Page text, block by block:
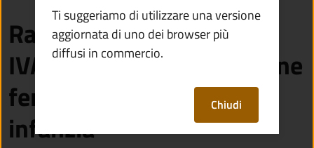
Raccolta firme per taglio
IVA sui prodotti per l'igiene
femminile e della prima
infanzia
Ti suggeriamo di utilizzare una versione
aggiornata di uno dei browser più
diffusi in commercio.
Chiudi